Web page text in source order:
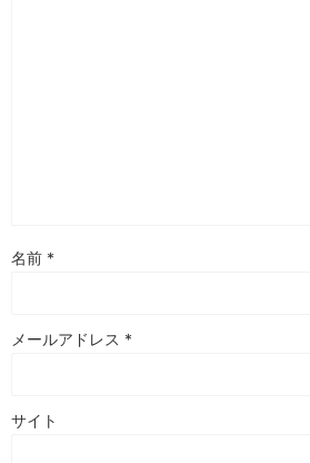
名前 *
メールアドレス *
サイト